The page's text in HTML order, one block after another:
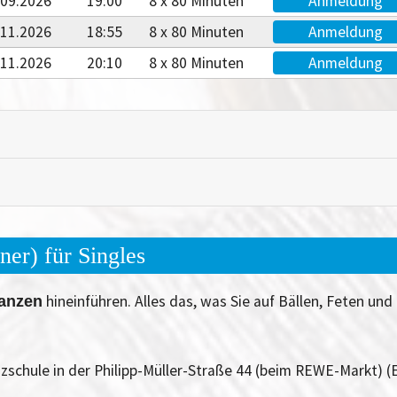
18:55 8 x 80 Minuten
Anmeldung
20:10 8 x 80 Minuten Anmeldung
für Singles
hineinführen. Alles das, was Sie auf Bällen, Feten
in der Philipp-Müller-Straße 44 (beim REWE-